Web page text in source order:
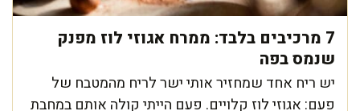
7 מרכיבים בלבד: ממרח אגוזי לוז מפנק
שנמס בפה
יש ריח אחד שמחזיר אותי ישר לריח מהמטבח של
פעם: אגוזי לוז קלויים. פעם הייתי קולה אותם במחבת